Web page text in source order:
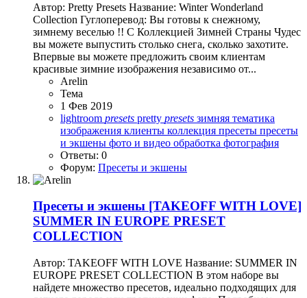
Автор: Pretty Presets Название: Winter Wonderland
Collection Гуглоперевод: Вы готовы к снежному,
зимнему веселью !! С Коллекцией Зимней Страны Чудес
вы можете выпустить столько снега, сколько захотите.
Впервые вы можете предложить своим клиентам
красивые зимние изображения независимо от...
Arelin
Тема
1 Фев 2019
lightroom presets pretty presets зимняя тематика
изображения клиенты коллекция пресеты пресеты
и экшены фото и видео обработка фотография
Ответы: 0
Форум: Пресеты и экшены
Пресеты и экшены [TAKEOFF WITH LOVE]
SUMMER IN EUROPE PRESET
COLLECTION
Автор: TAKEOFF WITH LOVE Название: SUMMER IN
EUROPE PRESET COLLECTION В этом наборе вы
найдете множество пресетов, идеально подходящих для